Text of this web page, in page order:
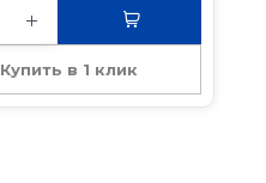
Купить в 1 клик